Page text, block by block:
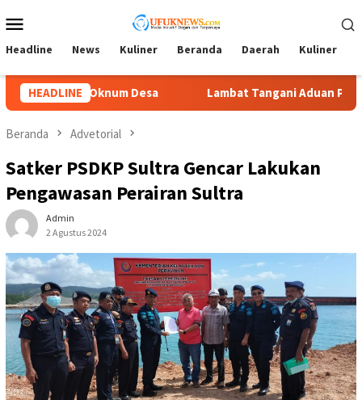
ke
kontenMobile
Headline News Kuliner Beranda Daerah Kuliner
HEADLINE
Tangani Aduan Penyerobotan Tanah, Tim Kuasa Hukum La
Beranda Advetorial
Satker PSDKP Sultra Gencar Lakukan
Pengawasan Perairan Sultra
Admin
2 Agustus 2024